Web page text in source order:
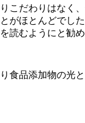
こだわりはなく
がほとんどでし
読むようにと勧め
食品添加物の光